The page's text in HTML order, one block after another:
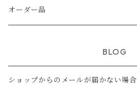
シトリン
ラブライドライト
淡水パール
天然石
真鍮メッキ
天然石
真鍮メッキ
K14gf
オーダー品
BLOG
ショップからのメールが届かない場合